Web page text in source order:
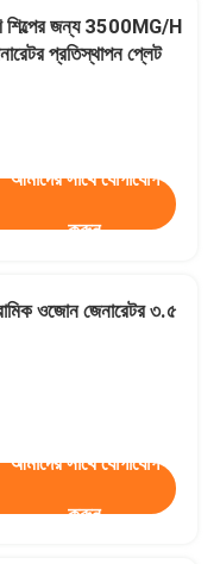
শিল্পের জন্য 3500MG/H
প্রতিস্থাপন প্লেট
আমাদের সাথে যোগাযোগ
করুন
ওজোন জেনারেটর ৩.৫
আমাদের সাথে যোগাযোগ
করুন